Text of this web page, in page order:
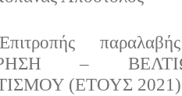
–
(ΕΤΟΥΣ